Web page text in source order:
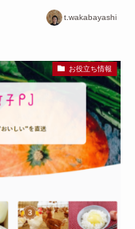
t.wakabayashi
お役立ち情報